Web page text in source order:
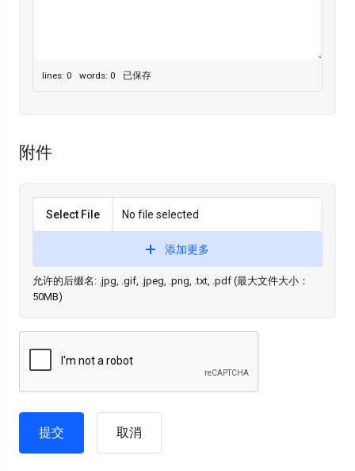
lines: 0 words: 0 已保存
附件
Select File No file selected
添加更多
允许的后缀名: .jpg, .gif, .jpeg, .png, .txt, .pdf (最大文件大小：
50MB)
取消